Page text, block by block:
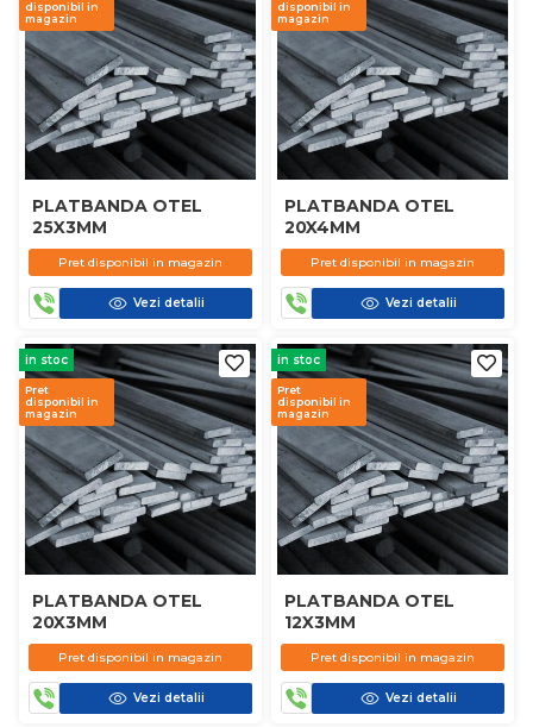
disponibil in
magazin
PLATBANDA OTEL
25X3MM
Pret disponibil in magazin
Vezi detalii
disponibil in
magazin
PLATBANDA OTEL
20X4MM
Pret disponibil in magazin
Vezi detalii
in stoc
Pret
disponibil in
magazin
PLATBANDA OTEL
20X3MM
Pret disponibil in magazin
Vezi detalii
in stoc
Pret
disponibil in
magazin
PLATBANDA OTEL
12X3MM
Pret disponibil in magazin
Vezi detalii